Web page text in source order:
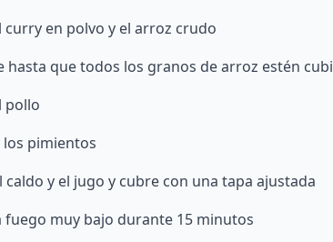
curry en polvo y el arroz crudo
hasta que todos los granos de arroz estén
pollo
los pimientos
caldo y el jugo y cubre con una tapa ajustada
fuego muy bajo durante 15 minutos